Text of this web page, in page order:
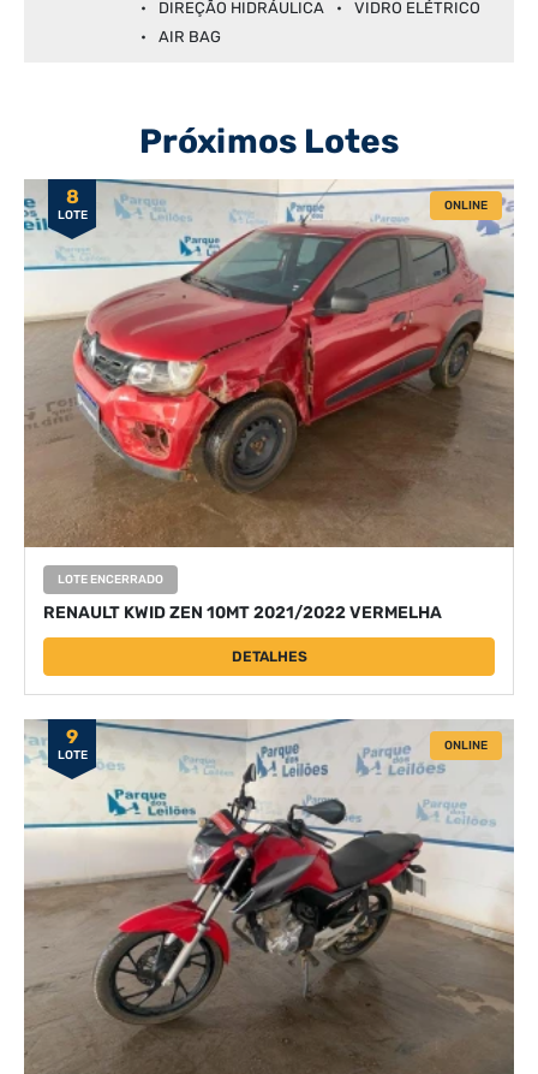
DIREÇÃO HIDRÁULICA
VIDRO ELÉTRICO
AIR BAG
Próximos Lotes
8
LOTE
ONLINE
LOTE ENCERRADO
RENAULT KWID ZEN 10MT 2021/2022 VERMELHA
DETALHES
9
LOTE
ONLINE